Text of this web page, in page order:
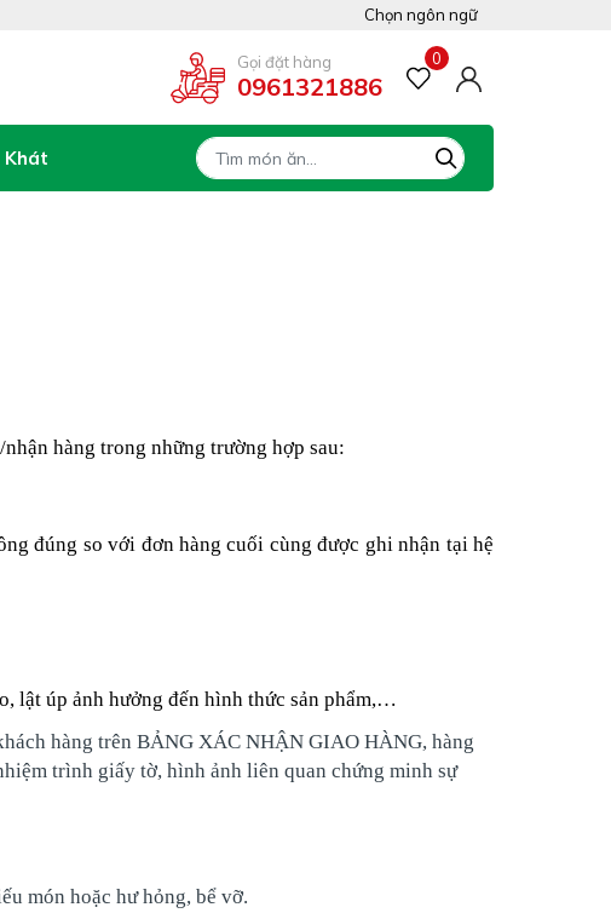
Chọn ngôn ngữ
Việt Nam
Tiếng Anh
Gọi đặt hàng
0961321886
0
Khát
hàng trong những trường hợp sau:
đúng so với đơn hàng cuối cùng được ghi nhận tại hệ
lật úp ảnh hưởng đến hình thức sản phẩm,…
hàng trên BẢNG XÁC NHẬN GIAO HÀNG, hàng
trình giấy tờ, hình ảnh liên quan chứng minh sự
món hoặc hư hỏng, bể vỡ.